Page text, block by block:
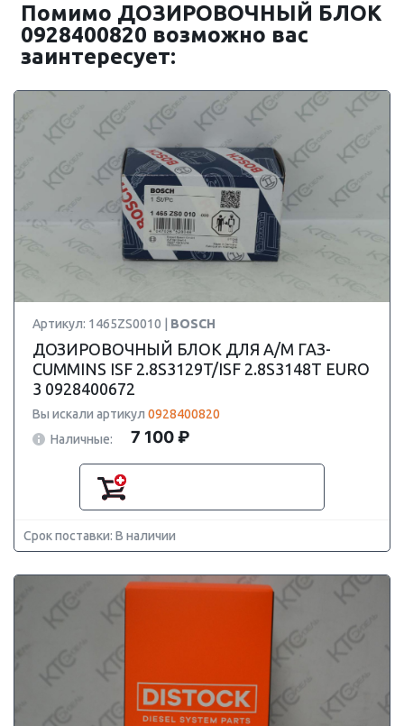
Помимо ДОЗИРОВОЧНЫЙ БЛОК
0928400820 возможно вас
заинтересует:
Артикул: 1465ZS0010 | BOSCH
ДОЗИРОВОЧНЫЙ БЛОК ДЛЯ А/М ГАЗ-
CUMMINS ISF 2.8S3129T/ISF 2.8S3148T EURO
3 0928400672
Вы искали артикул 0928400820
Наличные:
7 100 ₽
Срок поставки: В наличии